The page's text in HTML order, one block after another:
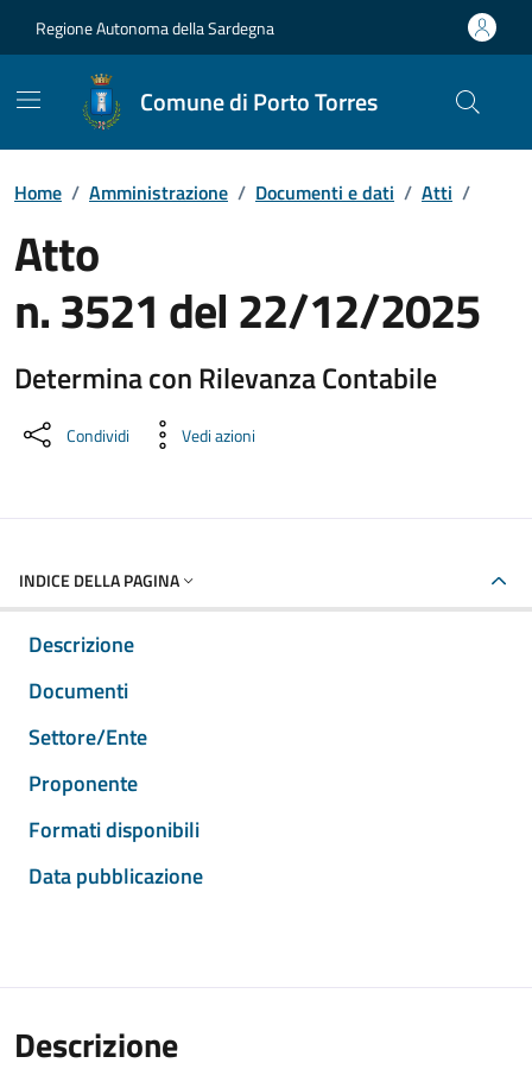
Regione Autonoma della Sardegna
Comune di Porto Torres
Home / Amministrazione / Documenti e dati / Atti /
Atto
n. 3521 del 22/12/2025
Determina con Rilevanza Contabile
Dettaglio del documento
Condividi Vedi azioni
INDICE DELLA PAGINA
Descrizione
Documenti
Settore/Ente
Proponente
Formati disponibili
Data pubblicazione
Descrizione